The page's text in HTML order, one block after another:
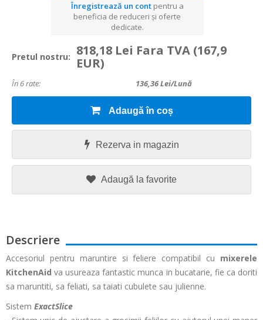
Înregistrează un contpentru a
beneficia de reduceri și oferte
dedicate.
Pretul nostru: 818,18 Lei Fara TVA (167,9
EUR)
În 6 rate: 136,36Lei/lună
Adaugă în coș
Rezerva in magazin
Adaugă la favorite
Descriere
Accesoriul pentru maruntire si feliere compatibil cu mixerele
KitchenAid va usureaza fantastic munca in bucatarie, fie ca doriti
sa maruntiti, sa feliati, sa taiati cubulete sau julienne.
Sistem ExactSlice